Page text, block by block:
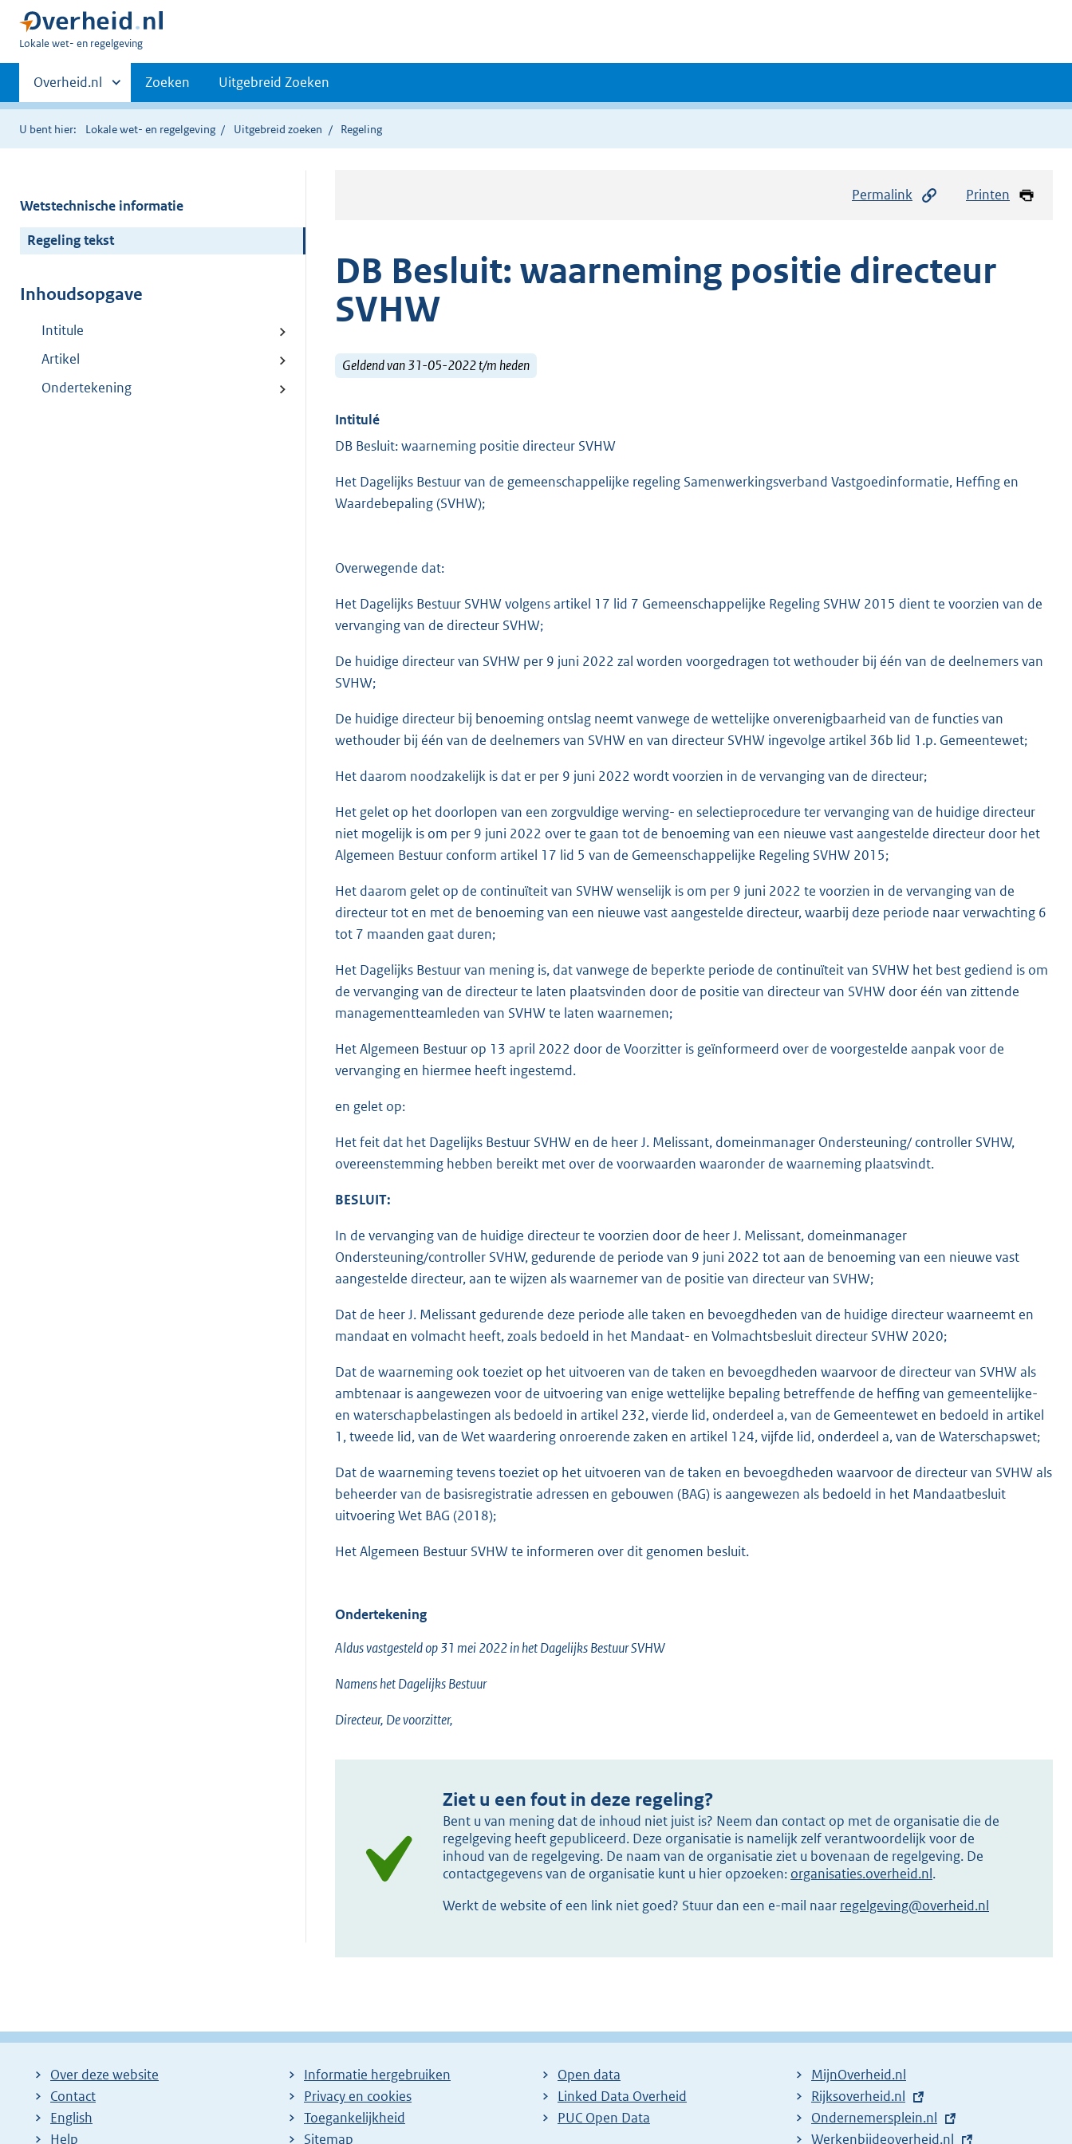
U
hier:
Lokale wet- en regelgeving
Primaire
navigatie
Andere
sites
binnen
Overheid.nl Zoeken Uitgebreid Zoeken
U bent hier: Lokale wet- en regelgeving Uitgebreid zoeken Regeling
Wetstechnische informatie
Regeling tekst
Inhoudsopgave
Intitule
Artikel
Ondertekening
Permalink Printen
DB Besluit: waarneming positie directeur
SVHW
Geldend van 31-05-2022 t/m heden
Intitulé
DB Besluit: waarneming positie directeur SVHW
Het Dagelijks Bestuur van de gemeenschappelijke regeling Samenwerkingsverband Vastgoedinformatie, Heffing en
Waardebepaling (SVHW);
Overwegende dat:
Het Dagelijks Bestuur SVHW volgens artikel 17 lid 7 Gemeenschappelijke Regeling SVHW 2015 dient te voorzien van de
vervanging van de directeur SVHW;
De huidige directeur van SVHW per 9 juni 2022 zal worden voorgedragen tot wethouder bij één van de deelnemers van
SVHW;
De huidige directeur bij benoeming ontslag neemt vanwege de wettelijke onverenigbaarheid van de functies van
wethouder bij één van de deelnemers van SVHW en van directeur SVHW ingevolge artikel 36b lid 1.p. Gemeentewet;
Het daarom noodzakelijk is dat er per 9 juni 2022 wordt voorzien in de vervanging van de directeur;
Het gelet op het doorlopen van een zorgvuldige werving- en selectieprocedure ter vervanging van de huidige directeur
niet mogelijk is om per 9 juni 2022 over te gaan tot de benoeming van een nieuwe vast aangestelde directeur door het
Algemeen Bestuur conform artikel 17 lid 5 van de Gemeenschappelijke Regeling SVHW 2015;
Het daarom gelet op de continuïteit van SVHW wenselijk is om per 9 juni 2022 te voorzien in de vervanging van de
directeur tot en met de benoeming van een nieuwe vast aangestelde directeur, waarbij deze periode naar verwachting 6
tot 7 maanden gaat duren;
Het Dagelijks Bestuur van mening is, dat vanwege de beperkte periode de continuïteit van SVHW het best gediend is om
de vervanging van de directeur te laten plaatsvinden door de positie van directeur van SVHW door één van zittende
managementteamleden van SVHW te laten waarnemen;
Het Algemeen Bestuur op 13 april 2022 door de Voorzitter is geïnformeerd over de voorgestelde aanpak voor de
vervanging en hiermee heeft ingestemd.
en gelet op:
Het feit dat het Dagelijks Bestuur SVHW en de heer J. Melissant, domeinmanager Ondersteuning/ controller SVHW,
overeenstemming hebben bereikt met over de voorwaarden waaronder de waarneming plaatsvindt.
BESLUIT:
In de vervanging van de huidige directeur te voorzien door de heer J. Melissant, domeinmanager
Ondersteuning/controller SVHW, gedurende de periode van 9 juni 2022 tot aan de benoeming van een nieuwe vast
aangestelde directeur, aan te wijzen als waarnemer van de positie van directeur van SVHW;
Dat de heer J. Melissant gedurende deze periode alle taken en bevoegdheden van de huidige directeur waarneemt en
mandaat en volmacht heeft, zoals bedoeld in het Mandaat- en Volmachtsbesluit directeur SVHW 2020;
Dat de waarneming ook toeziet op het uitvoeren van de taken en bevoegdheden waarvoor de directeur van SVHW als
ambtenaar is aangewezen voor de uitvoering van enige wettelijke bepaling betreffende de heffing van gemeentelijke-
en waterschapbelastingen als bedoeld in artikel 232, vierde lid, onderdeel a, van de Gemeentewet en bedoeld in artikel
1, tweede lid, van de Wet waardering onroerende zaken en artikel 124, vijfde lid, onderdeel a, van de Waterschapswet;
Dat de waarneming tevens toeziet op het uitvoeren van de taken en bevoegdheden waarvoor de directeur van SVHW als
beheerder van de basisregistratie adressen en gebouwen (BAG) is aangewezen als bedoeld in het Mandaatbesluit
uitvoering Wet BAG (2018);
Het Algemeen Bestuur SVHW te informeren over dit genomen besluit.
Ondertekening
Aldus vastgesteld op 31 mei 2022 in het Dagelijks Bestuur SVHW
Namens het Dagelijks Bestuur
Directeur, De voorzitter,
Ziet u een fout in deze regeling?
Bent u van mening dat de inhoud niet juist is? Neem dan contact op met de organisatie die de
regelgeving heeft gepubliceerd. Deze organisatie is namelijk zelf verantwoordelijk voor de
inhoud van de regelgeving. De naam van de organisatie ziet u bovenaan de regelgeving. De
contactgegevens van de organisatie kunt u hier opzoeken: organisaties.overheid.nl.
Werkt de website of een link niet goed? Stuur dan een e-mail naar regelgeving@overheid.nl
Over deze website
Contact
English
Help
Informatie hergebruiken
Privacy en cookies
Toegankelijkheid
Sitemap
Open data
Linked Data Overheid
PUC Open Data
MijnOverheid.nl
E
x
t
Rijksoverheid.nl
E
x
Ondernemersplein.nl
E
Werkenbijdeoverheid.nl